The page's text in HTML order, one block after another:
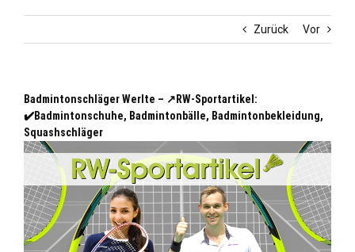
Zurück Vor
Badmintonschläger Werlte – ↗️RW-Sportartikel:
✔️Badmintonschuhe, Badmintonbälle, Badmintonbekleidung,
Squashschläger